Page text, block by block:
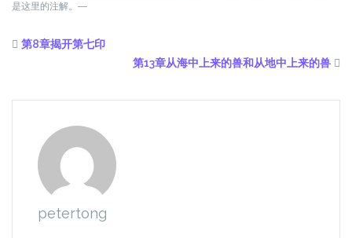
是这里的注解。―
第8章揭开第七印
第13章从海中上来的兽和从地中上来的兽
petertong